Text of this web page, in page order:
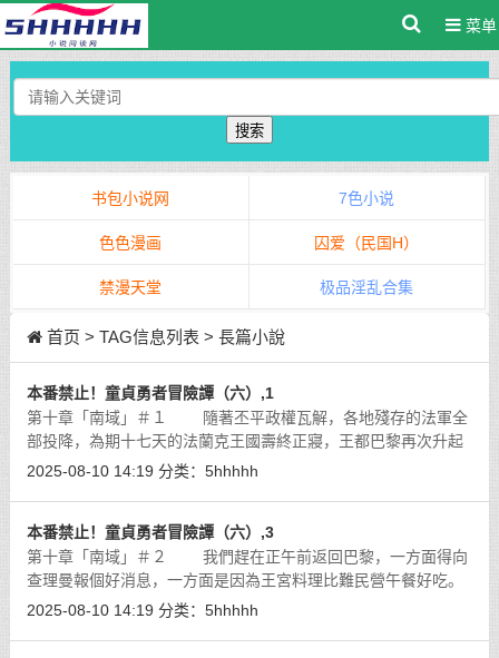
菜单
搜索
书包小说网 7色小说
色色漫画 囚爱（民国H）
禁漫天堂 极品淫乱合集
首页 > TAG信息列表 > 長篇小說
本番禁止！童貞勇者冒險譚（六）,1
第十章「南域」＃１ 隨著丕平政權瓦解，各地殘存的法軍全
部投降，為期十七天的法蘭克王國壽終正寢，王都巴黎再次升起
桑莫王國的旗幟。[详细]
2025-08-10 14:19 分类： 5hhhhh
本番禁止！童貞勇者冒險譚（六）,3
第十章「南域」＃２ 我們趕在正午前返回巴黎，一方面得向
查理曼報個好消息，一方面是因為王宮料理比難民營午餐好吃。
這變態大叔復國後懶叫又開始癢了，我們踏入王宮第一個看到的
2025-08-10 14:19 分类： 5hhhhh